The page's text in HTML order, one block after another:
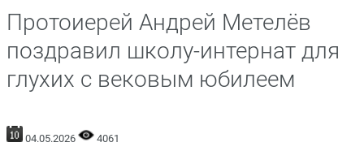
Протоиерей Андрей Метелёв
поздравил школу-интернат для
глухих с вековым юбилеем
04.05.2026 4061